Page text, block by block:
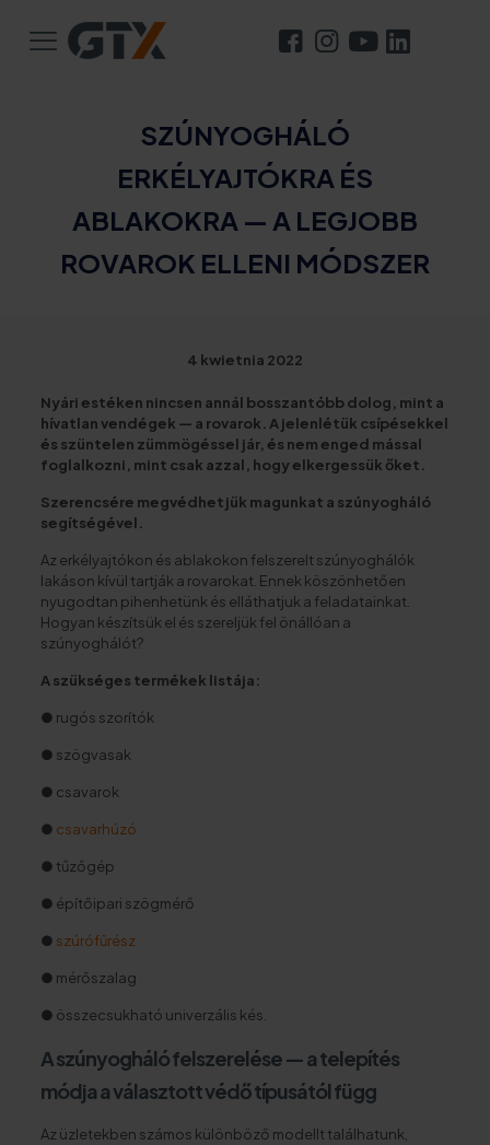
SZÚNYOGHÁLÓ
ERKÉLYAJTÓKRA ÉS
ABLAKOKRA — A LEGJOBB
ROVAROK ELLENI MÓDSZER
4 kwietnia 2022
Nyári estéken nincsen annál bosszantóbb dolog, mint a
hívatlan vendégek — a rovarok. A jelenlétük csípésekkel
és szüntelen zümmögéssel jár, és nem enged mással
foglalkozni, mint csak azzal, hogy elkergessük őket.
Szerencsére megvédhetjük magunkat a szúnyogháló
segítségével.
Az erkélyajtókon és ablakokon felszerelt szúnyoghálók
lakáson kívül tartják a rovarokat. Ennek köszönhetően
nyugodtan pihenhetünk és elláthatjuk a feladatainkat.
Hogyan készítsük el és szereljük fel önállóan a
szúnyoghálót?
A szükséges termékek listája:
● rugós szorítók
● szögvasak
● csavarok
● csavarhúzó
● tűzőgép
● építőipari szögmérő
● szúrófűrész
● mérőszalag
● összecsukható univerzális kés.
A szúnyogháló felszerelése — a telepítés
módja a választott védő típusától függ
Az üzletekben számos különböző modellt találhatunk,